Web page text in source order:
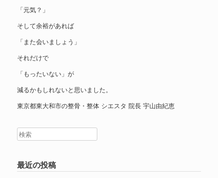
「元気？」
そして余裕があれば
「また会いましょう」
それだけで
「もったいない」が
減るかもしれないと思いました。
東京都東大和市の整骨・整体 シエスタ 院長 宇山由紀恵
最近の投稿